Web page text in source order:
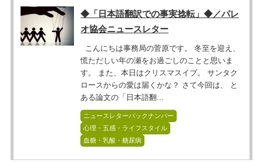
◆「日本語翻訳での事実捻転」◆／パレ
オ協会ニュースレター
こんにちは事務局の菅原です。 冬至を迎え、
慌ただしい年の瀬をお過ごしのことと思いま
す。 また、本日はクリスマスイブ。 サンタク
ロースからの愛は届くかな？ さて今回は、 と
ある論文の「日本語翻...
ニュースレターバックナンバー
心理・五感・ライフスタイル
血糖・乳酸・糖尿病